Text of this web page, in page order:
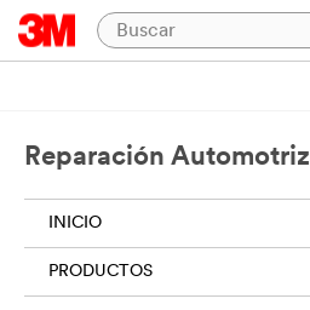
Reparación Automotriz
INICIO
PRODUCTOS